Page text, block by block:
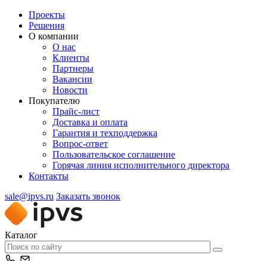
Проекты
Решения
О компании
О нас
Клиенты
Партнеры
Вакансии
Новости
Покупателю
Прайс-лист
Доставка и оплата
Гарантия и техподдержка
Вопрос-ответ
Пользовательское соглашение
Горячая линия исполнительного директора
Контакты
sale@ipvs.ru Заказать звонок
Каталог